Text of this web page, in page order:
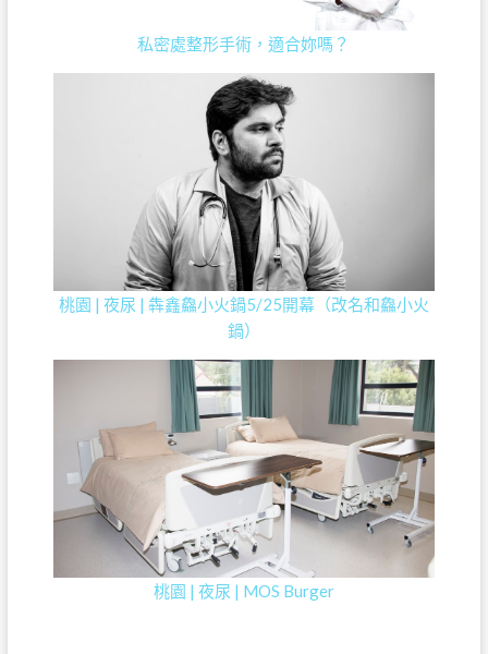
私密處整形手術，適合妳嗎？
桃園 | 夜尿 | 犇鑫鱻小火鍋5/25開幕（改名和鱻小火
鍋）
桃園 | 夜尿 | MOS Burger